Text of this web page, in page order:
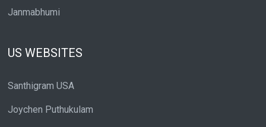
Janmabhumi
US WEBSITES
Santhigram USA
Joychen Puthukulam